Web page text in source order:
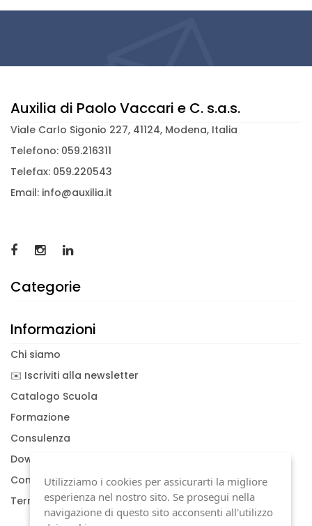
Auxilia di Paolo Vaccari e C. s.a.s.
Viale Carlo Sigonio 227, 41124, Modena, Italia
Telefono: 059.216311
Telefax: 059.220543
Email: info@auxilia.it
Categorie
Informazioni
Chi siamo
✉️ Iscriviti alla newsletter
Catalogo Scuola
Formazione
Consulenza
Download documenti
Condizioni generali
Termini di garanzia
Utilizziamo i cookies per assicurarti la migliore
esperienza nel nostro sito. Se prosegui nella
navigazione di questo sito acconsenti all'utilizzo